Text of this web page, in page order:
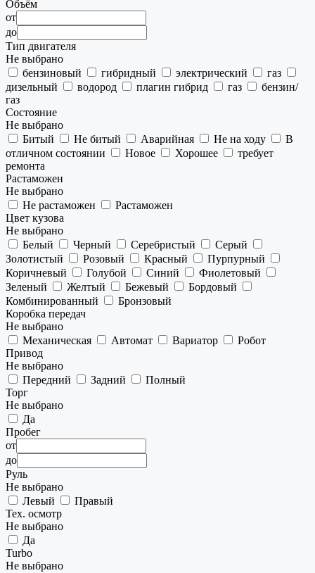
Объём
от
до
Тип двигателя
Не выбрано
бензиновый
гибридный электрический
газ
дизельный
водород плагин гибрид газ
бензин/
газ
Состояние
Не выбрано
Битый
Не битый Аварийная Не на ходу
В
отличном состоянии
Новое Хорошее
требует
ремонта
Растаможен
Не выбрано
Не растаможен
Растаможен
Цвет кузова
Не выбрано
Белый
Черный Серебристый
Серый
Золотистый
Розовый Красный
Пурпурный
Коричневый
Голубой Синий
Фиолетовый
Зеленый
Желтый Бежевый
Бордовый
Комбинированный
Бронзовый
Коробка передач
Не выбрано
Механическая
Автомат Вариатор
Робот
Привод
Не выбрано
Передний
Задний
Полный
Торг
Не выбрано
Да
Пробег
от
до
Руль
Не выбрано
Левый
Правый
Тех. осмотр
Не выбрано
Да
Turbo
Не выбрано